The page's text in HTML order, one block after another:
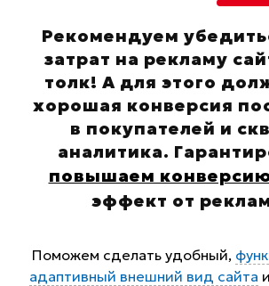
Рекомендуем
затрат на рекламу
толк! А для этого
хорошая конверсия
в покупателей и
аналитика.
повышаем
эффект от
Поможем сделать удобный,
адаптивный внешний вид сайта